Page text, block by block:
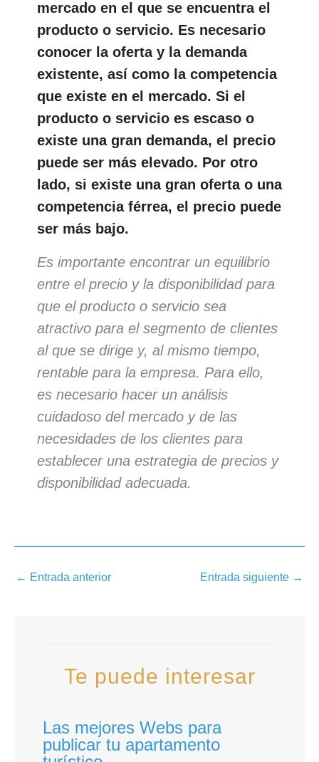
mercado en el que se encuentra el
producto o servicio. Es necesario
conocer la oferta y la demanda
existente, así como la competencia
que existe en el mercado. Si el
producto o servicio es escaso o
existe una gran demanda, el precio
puede ser más elevado. Por otro
lado, si existe una gran oferta o una
competencia férrea, el precio puede
ser más bajo.
Es importante encontrar un equilibrio
entre el precio y la disponibilidad para
que el producto o servicio sea
atractivo para el segmento de clientes
al que se dirige y, al mismo tiempo,
rentable para la empresa. Para ello,
es necesario hacer un análisis
cuidadoso del mercado y de las
necesidades de los clientes para
establecer una estrategia de precios y
disponibilidad adecuada.
← Entrada anterior Entrada siguiente →
Te puede interesar
Las mejores Webs para
publicar tu apartamento